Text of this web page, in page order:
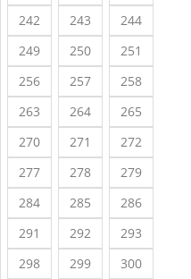
242 243
244
249 250
251
256 257
258
263 264
265
270 271
272
277 278
279
284 285
286
291 292
293
298 299
300